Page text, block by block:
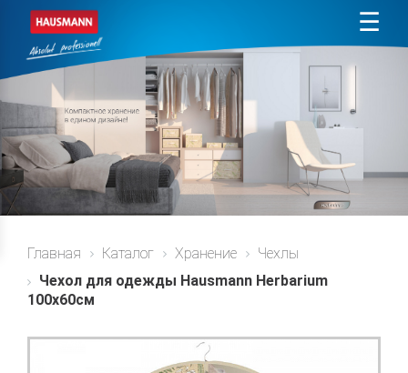
☰
Главная Каталог Хранение
Чехлы
Чехол для одежды Hausmann Herbarium
100x60см